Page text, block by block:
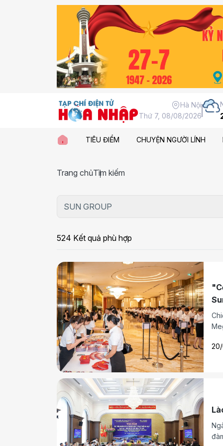
Hà Nội
Thứ 7, 08/08/2026
TIÊU ĐIỂM CHUYỆN NGƯỜI LÍNH
Trang chủTìm kiếm
524 Kết quả phù hợp